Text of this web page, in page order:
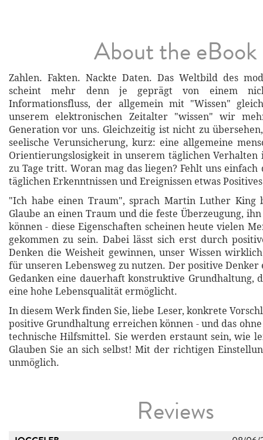
About the eBook
Zahlen. Fakten. Nackte Daten. Das Weltbild des
scheint mehr denn je geprägt von einem
Informationsfluss, der allgemein mit "Wissen"
unserem elektronischen Zeitalter "wissen" wir
Generation vor uns. Gleichzeitig ist nicht zu
seelische Verunsicherung, kurz: eine allgemeine
Orientierungslosigkeit in unserem täglichen
zu Tage tritt. Woran mag das liegen? Fehlt uns einfach
täglichen Erkenntnissen und Ereignissen etwas
"Ich habe einen Traum", sprach Martin Luther King
Glaube an einen Traum und die feste Überzeugung,
können - diese Eigenschaften scheinen heute vielen
gekommen zu sein. Dabei lässt sich erst durch
Denken die Weisheit gewinnen, unser Wissen
für unseren Lebensweg zu nutzen. Der positive
Gedanken eine dauerhaft konstruktive Grundhaltung,
eine hohe Lebensqualität ermöglicht.
In diesem Werk finden Sie, liebe Leser, konkrete
positive Grundhaltung erreichen können - und das
technische Hilfsmittel. Sie werden erstaunt sein, wie
Glauben Sie an sich selbst! Mit der richtigen
unmöglich.
Reviews